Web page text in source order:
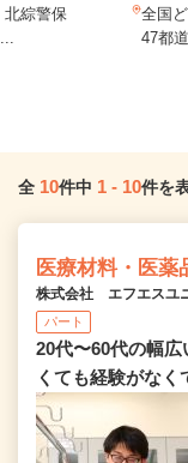
北綜警保
全国
47都
全 10件中 1 - 10件を
医療材料・医薬
株式会社 エフエスユ
パート
20代〜60代の幅
くても経験がなく